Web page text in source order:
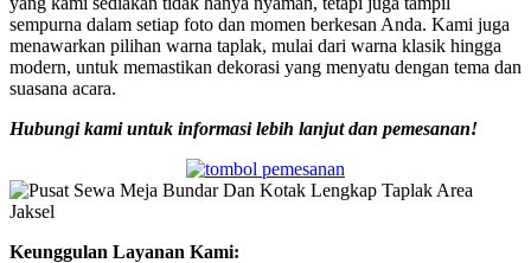
sempurna dalam setiap foto dan momen berkesan Anda. Kami juga
menawarkan pilihan warna taplak, mulai dari warna klasik hingga
modern, untuk memastikan dekorasi yang menyatu dengan tema dan
suasana acara.
Hubungi kami untuk informasi lebih lanjut dan pemesanan!
Keunggulan Layanan Kami: